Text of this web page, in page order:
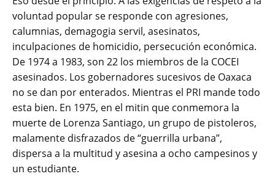
voluntad popular se responde con agresiones,
calumnias, demagogia servil, asesinatos,
inculpaciones de homicidio, persecución económica.
De 1974 a 1983, son 22 los miembros de la COCEI
asesinados. Los gobernadores sucesivos de Oaxaca
no se dan por enterados. Mientras el PRI mande todo
esta bien. En 1975, en el mitin que conmemora la
muerte de Lorenza Santiago, un grupo de pistoleros,
malamente disfrazados de “guerrilla urbana”,
dispersa a la multitud y asesina a ocho campesinos y
un estudiante.